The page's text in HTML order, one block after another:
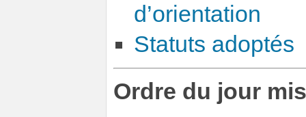
d’orientation
Statuts adoptés
Ordre du jour